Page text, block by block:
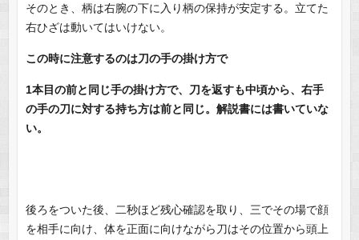
そのとき、柄は右腕の下に入り柄の保持が安定する。立てた
右ひざは動いてはいけない。
この時に注意するのは刀の手の掛け方で
1本目の前と同じ手の掛け方で、刀を返すも中頃から、右手
の手の刀に対する持ち方は前と同じ。解説書には書いていな
い。
後ろをついた後、二秒ほど残心確認を取り、三でその場で顔
を相手に向け、体を正面に向けながら刀はその位置から頭上